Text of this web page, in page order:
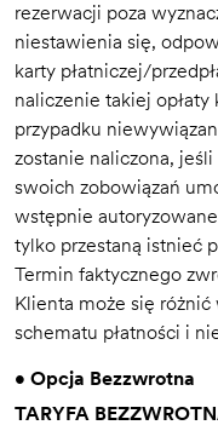
rezerwacji poza
niestawienia się,
karty płatniczej/
naliczenie takiej
przypadku
zostanie naliczona,
swoich zobowiązań
wstępnie
tylko przestaną istnieć
Termin faktycznego
Klienta może się
schematu płatności i
• Opcja Bezzwrotna
TARYFA